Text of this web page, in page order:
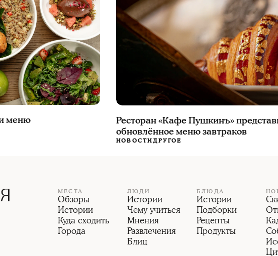
меню
Ресторан «Кафе Пушкинъ»
обновлённое меню завтраков
НОВОСТИДРУГОЕ
МЕСТА
Обзоры
Истории
Куда сходить
Города
ЛЮДИ
Истории
Чему учиться
Мнения
Развлечения
Блиц
БЛЮДА
Истории
Подборки
Рецепты
Продукты